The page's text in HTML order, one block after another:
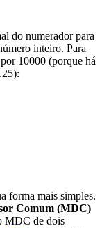
do numerador para
inteiro. Para
10000 (porque há
forma mais simples.
Comum (MDC)
MDC de dois